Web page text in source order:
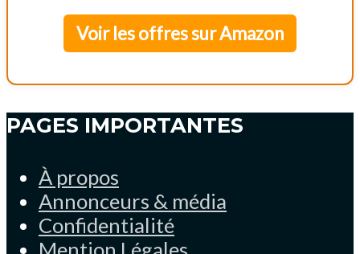
Voir les offres sur Amazon
PAGES IMPORTANTES
À propos
Annonceurs & média
Confidentialité
Mention Légales